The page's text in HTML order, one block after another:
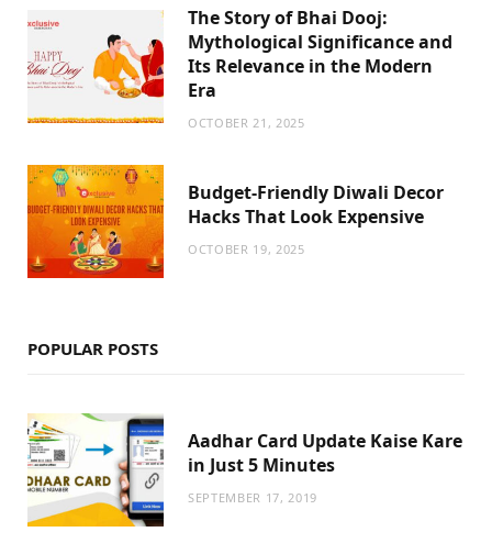
The Story of Bhai Dooj:
Mythological Significance and
Its Relevance in the Modern
Era
OCTOBER 21, 2025
Budget-Friendly Diwali Decor
Hacks That Look Expensive
OCTOBER 19, 2025
POPULAR POSTS
Aadhar Card Update Kaise Kare
in Just 5 Minutes
SEPTEMBER 17, 2019